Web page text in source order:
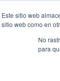
Este sitio web
sitio web como en
No
para
Inicio